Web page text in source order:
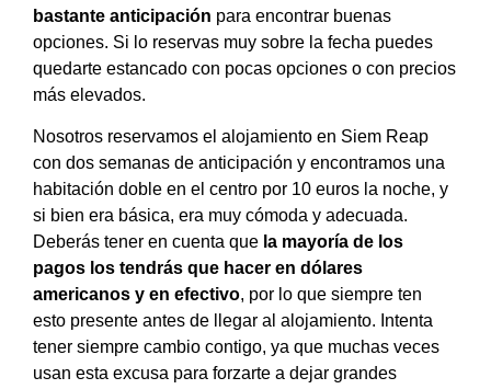
bastante anticipación para encontrar buenas
opciones. Si lo reservas muy sobre la fecha puedes
quedarte estancado con pocas opciones o con precios
más elevados.
Nosotros reservamos el alojamiento en Siem Reap
con dos semanas de anticipación y encontramos una
habitación doble en el centro por 10 euros la noche, y
si bien era básica, era muy cómoda y adecuada.
Deberás tener en cuenta que la mayoría de los
pagos los tendrás que hacer en dólares
americanos y en efectivo, por lo que siempre ten
esto presente antes de llegar al alojamiento. Intenta
tener siempre cambio contigo, ya que muchas veces
usan esta excusa para forzarte a dejar grandes